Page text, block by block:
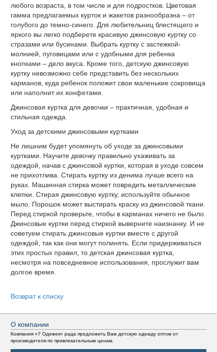
любого возраста, в том числе и для подростков. Цветовая
гамма предлагаемых курток и жакетов разнообразна – от
голубого до темно-синего. Для любительниц блестящего и
яркого вы легко подберете красивую джинсовую куртку со
стразами или бусинами. Выбрать куртку с застежкой-
молнией, пуговицами или с удобными для ребенка
кнопками – дело вкуса. Кроме того, детскую джинсовую
куртку невозможно себе представить без нескольких
карманов, куда ребенок положит свои маленькие сокровища
или наполнит их конфетами.
Джинсовая куртка для девочки – практичная, удобная и
стильная одежда.
Уход за детскими джинсовыми куртками
Не лишним будет упомянуть об уходе за джинсовыми
куртками. Научите девочку правильно ухаживать за
одеждой, начав с джинсовой куртки, которая в уходе совсем
не прихотлива. Стирать куртку из денима лучше всего на
руках. Машинная стирка может повредить металлические
клепки. Стирая джинсовую куртку, используйте обычное
мыло. Порошок может выстирать краску из джинсовой ткани.
Перед стиркой проверьте, чтобы в карманах ничего не было.
Джинсовые куртки перед стиркой выверните наизнанку. И не
советуем стирать джинсовые куртки вместе с другой
одеждой, так как они могут полинять. Если придерживаться
этих простых правил, то детская джинсовая куртка,
несмотря на повседневное использования, прослужит вам
долгое время.
Возврат к списку
О компании
Компания «7 Одежек» рада предложить Вам детскую одежду оптом от
производителя по привлекательным ценам.